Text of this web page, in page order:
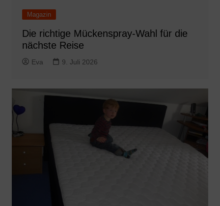
Magazin
Die richtige Mückenspray-Wahl für die
nächste Reise
Eva 9. Juli 2026